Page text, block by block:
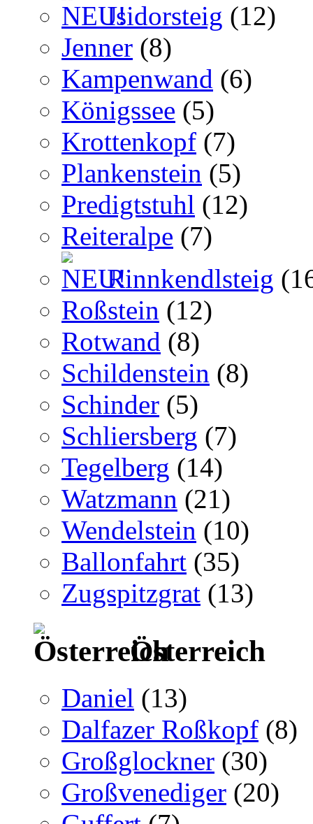
Isidorsteig (12)
Jenner (8)
Kampenwand (6)
Königssee (5)
Krottenkopf (7)
Plankenstein (5)
Predigtstuhl (12)
Reiteralpe (7)
Rinnkendlsteig
Roßstein (12)
Rotwand (8)
Schildenstein (8)
Schinder (5)
Schliersberg (7)
Tegelberg (14)
Watzmann (21)
Wendelstein (10)
Ballonfahrt (35)
Zugspitzgrat (13)
Österreich
Daniel (13)
Dalfazer Roßkopf (8)
Großglockner (30)
Großvenediger (20)